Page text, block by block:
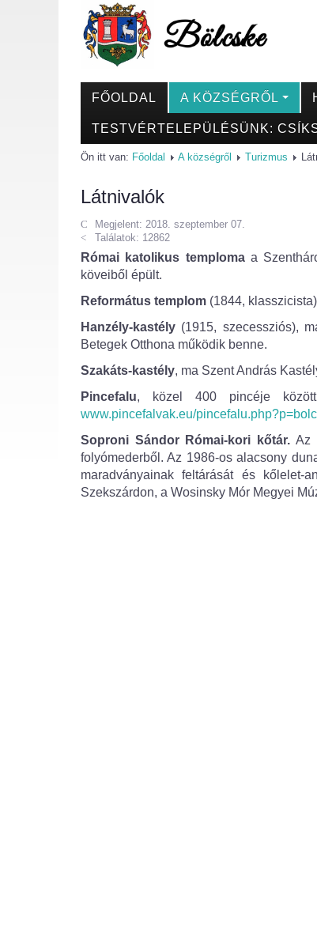
FŐOLDAL A KÖZSÉGRŐL
TESTVÉRTELEPÜLÉSÜNK:
Ön itt van: Főoldal A községről Turizmus
Látnivalók
Megjelent: 2018. szeptember 07.
Találatok: 12862
Római katolikus templomaa
köveiből épült.
Református templom (1844, klasszicista)
Hanzély-kastély (1915, szecessziós),
Betegek Otthona működik benne.
Szakáts-kastély, ma Szent András
Pincefalu, közel 400 pincéje
www.pincefalvak.eu/
Soproni Sándor Római-kori kőtár. Az
folyómederből. Az 1986-os alacsony
maradványainak feltárását és kőlelet-
Szekszárdon, a Wosinsky Mór Megyei